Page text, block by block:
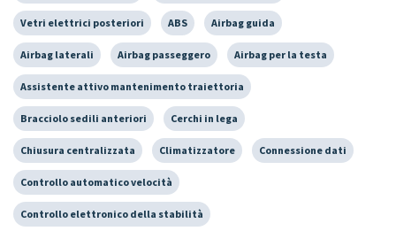
Vetri elettrici posteriori ABS Airbag guida
Airbag laterali Airbag passeggero Airbag per la testa
Assistente attivo mantenimento traiettoria
Bracciolo sedili anteriori Cerchi in lega
Chiusura centralizzata Climatizzatore Connessione dati
Controllo automatico velocità
Controllo elettronico della stabilità